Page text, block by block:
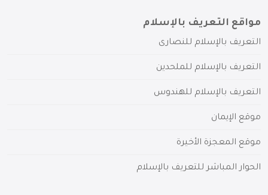
مواقع التعريف بالإسلام
التعريف بالإسلام للنصارى
التعريف بالإسلام للملحدين
التعريف بالإسلام للهندوس
موقع الإيمان
موقع المعجزة الأخيرة
الحوار المباشر للتعريف بالإسلام